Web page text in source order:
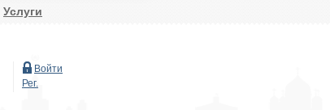
Услуги
Войти
Рег.